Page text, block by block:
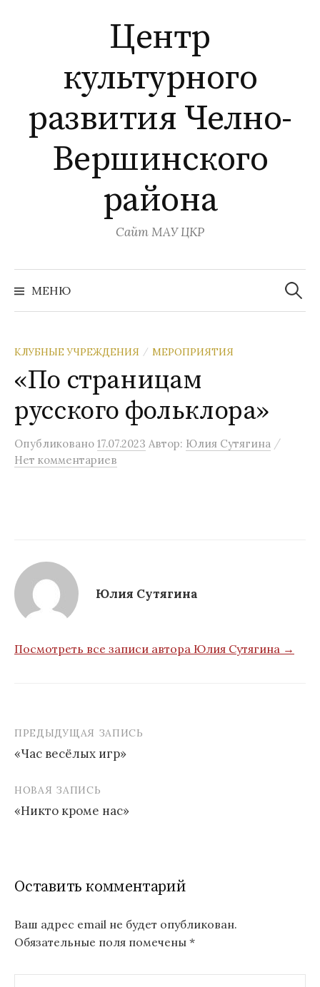
Центр
культурного
развития Челно-
Вершинского
района
Сайт МАУ ЦКР
МЕНЮ
Найти:
КЛУБНЫЕ УЧРЕЖДЕНИЯ / МЕРОПРИЯТИЯ
«По страницам
русского фольклора»
Опубликовано 17.07.2023 Автор: Юлия Сутягина /
Нет комментариев
Юлия Сутягина
Посмотреть все записи автора Юлия Сутягина →
Навигация
по
записям
ПРЕДЫДУЩАЯ ЗАПИСЬ
«Час весёлых игр»
НОВАЯ ЗАПИСЬ
«Никто кроме нас»
Оставить комментарий
Ваш адрес email не будет опубликован.
Обязательные поля помечены *